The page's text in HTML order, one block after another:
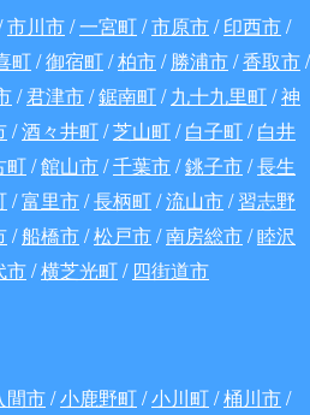
市川市/一宮町/市原市/印西市/
町/御宿町/柏市/勝浦市/香取市/
/君津市/鋸南町/九十九里町/神
/酒々井町/芝山町/白子町/白井
町/館山市/千葉市/銚子市/長生
/富里市/長柄町/流山市/習志野
/船橋市/松戸市/南房総市/睦沢
市/横芝光町/ 四街道市
間市/小鹿野町/小川町/桶川市/